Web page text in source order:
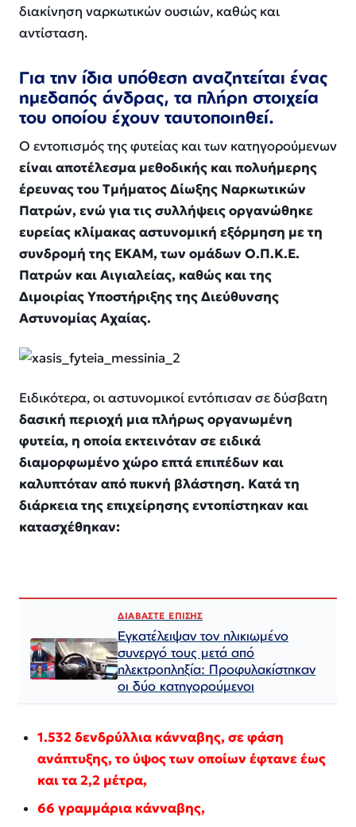
διακίνηση ναρκωτικών ουσιών, καθώς και
αντίσταση.
Για την ίδια υπόθεση αναζητείται ένας
ημεδαπός άνδρας, τα πλήρη στοιχεία
του οποίου έχουν ταυτοποιηθεί.
Ο εντοπισμός της φυτείας και των κατηγορούμενων
είναι αποτέλεσμα μεθοδικής και πολυήμερης
έρευνας του Τμήματος Δίωξης Ναρκωτικών
Πατρών, ενώ για τις συλλήψεις οργανώθηκε
ευρείας κλίμακας αστυνομική εξόρμηση με τη
συνδρομή της ΕΚΑΜ, των ομάδων Ο.Π.Κ.Ε.
Πατρών και Αιγιαλείας, καθώς και της
Διμοιρίας Υποστήριξης της Διεύθυνσης
Αστυνομίας Αχαίας.
Ειδικότερα, οι αστυνομικοί εντόπισαν σε δύσβατη
δασική περιοχή μια πλήρως οργανωμένη
φυτεία, η οποία εκτεινόταν σε ειδικά
διαμορφωμένο χώρο επτά επιπέδων και
καλυπτόταν από πυκνή βλάστηση. Κατά τη
διάρκεια της επιχείρησης εντοπίστηκαν και
κατασχέθηκαν:
ΔΙΑΒΑΣΤΕ ΕΠΙΣΗΣ
Εγκατέλειψαν τον ηλικιωμένο
συνεργό τους μετά από
ηλεκτροπληξία: Προφυλακίστηκαν
οι δύο κατηγορούμενοι
1.532 δενδρύλλια κάνναβης, σε φάση
ανάπτυξης, το ύψος των οποίων έφτανε έως
και τα 2,2 μέτρα,
66 γραμμάρια κάνναβης,